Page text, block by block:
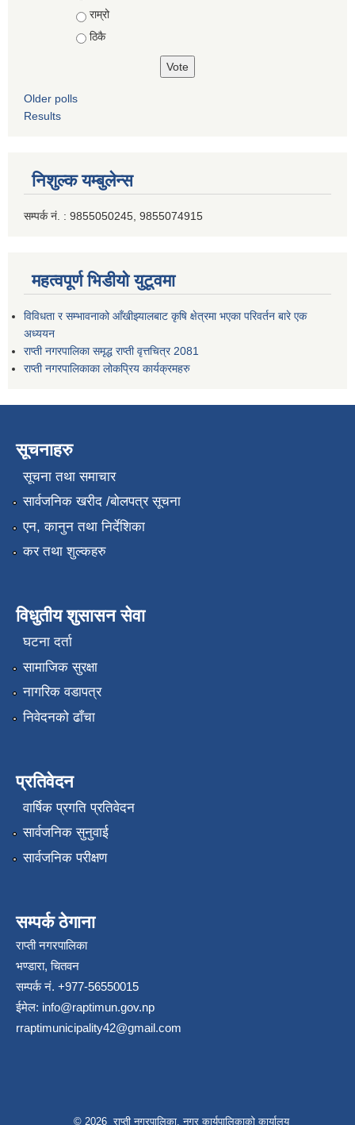
राम्रो
ठिकै
Older polls
Results
निशुल्क यम्बुलेन्स
सम्पर्क नं. : 9855050245, 9855074915
महत्वपूर्ण भिडीयो युटूवमा
विविधता र सम्भावनाको आँखीझ्यालबाट कृषि क्षेत्रमा भएका परिवर्तन बारे एक
अध्ययन
राप्ती नगरपालिका समृद्ध राप्ती वृत्तचित्र 2081
राप्ती नगरपालिकाका लोकप्रिय कार्यक्रमहरु
सूचनाहरु
सूचना तथा समाचार
सार्वजनिक खरीद /बोलपत्र सूचना
एन, कानुन तथा निर्देशिका
कर तथा शुल्कहरु
विधुतीय शुसासन सेवा
घटना दर्ता
सामाजिक सुरक्षा
नागरिक वडापत्र
निवेदनको ढाँचा
प्रतिवेदन
वार्षिक प्रगति प्रतिवेदन
सार्वजनिक सुनुवाई
सार्वजनिक परीक्षण
सम्पर्क ठेगाना
राप्ती नगरपालिका
भण्डारा, चितवन
सम्पर्क नं. +977-56550015
ईमेल: info@raptimun.gov.np
rraptimunicipality42@gmail.com
© 2026 राप्ती नगरपालिका, नगर कार्यपालिकाको कार्यालय